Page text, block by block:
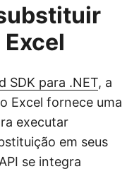
SDK para .NET, a
Excel fornece uma
executar
em seus
se integra